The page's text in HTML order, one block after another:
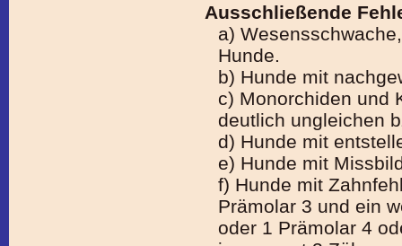
Ausschließende
a)
Hunde.
b) Hunde mit
c) Monorchiden und
deutlich ungleichen
d) Hunde mit
e) Hunde mit
f) Hunde mit
Prämolar 3 und ein
oder 1 Prämolar 4